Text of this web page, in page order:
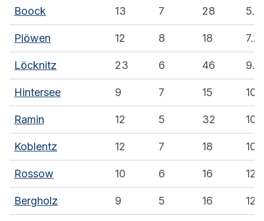
Boock 13 7 28 5.2
Plöwen 12 8 18 7.2
Löcknitz 23 6 46 9.1
Hintersee 9 7 15
Ramin 12 5 32 10.1
Koblentz 12 7 18
Rossow 10 6 16
Bergholz 9 5 16